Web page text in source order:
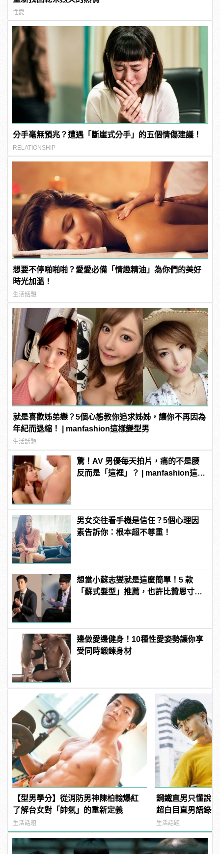
性愛
分手毫無預兆？遭遇「斷崖式分手」的五個情傷建議！
RELATIONSHIP
想要不停啪啪啪？愛愛必備「情趣精油」為你們的美好
時光加溫！
生活話題
就是喜歡姊弟戀？5個心態教你追求姊姊，讓你不再因為
年紀而退縮！ | manfashion這樣變型男
生活話題
驚！AV 男優每天拍片，痛的不是腰
反而是「這裡」？ | manfashion這樣
男女交往看手機是信任？5個心理因
素告訴你：根本超不尊重！
想當小蘇志燮就是這麼簡單！5 款
「蘇式髮型」推薦，也許比贊恩寸頭
邊做愛邊健身！10種性愛姿勢讓你享
受同時鍛鍊身材
【型男學分】從消防男神陳柏翰爆紅
了解台女對「帥氣」的重新定義
生活話題
鋼鐵直男只懂說
超白目直男語錄
癌重症患者！
生活話題